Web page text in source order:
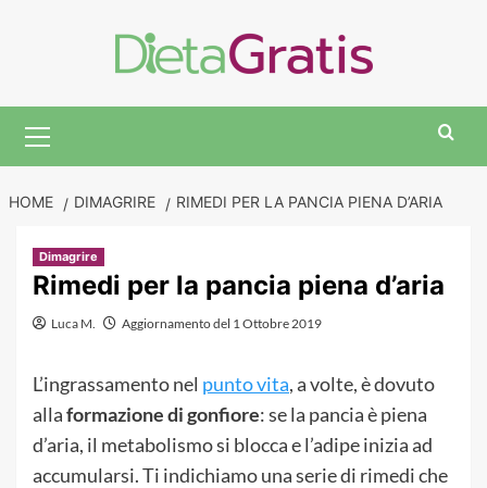
Menu
HOME DIMAGRIRE RIMEDI PER LA PANCIA PIENA D’ARIA
Dimagrire
Rimedi per la pancia piena d’aria
Luca M. Aggiornamento del 1 Ottobre 2019
L’ingrassamento nel punto vita, a volte, è dovuto
allaformazione di gonfiore: se la pancia è piena
d’aria, il metabolismo si blocca e l’adipe inizia ad
accumularsi. Ti indichiamo una serie di rimedi che